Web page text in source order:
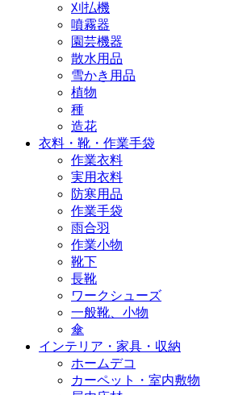
刈払機
噴霧器
園芸機器
散水用品
雪かき用品
植物
種
造花
衣料・靴・作業手袋
作業衣料
実用衣料
防寒用品
作業手袋
雨合羽
作業小物
靴下
長靴
ワークシューズ
一般靴、小物
傘
インテリア・家具・収納
ホームデコ
カーペット・室内敷物